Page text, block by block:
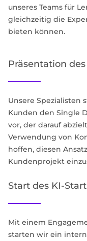
unseres Teams für
gleichzeitig die
bieten können.
Präsentation
Unsere Spezialisten
Kunden den Single
vor, der darauf
Verwendung von
hoffen, diesen
Kundenprojekt
Start des KI-
Mit einem
starten wir ein